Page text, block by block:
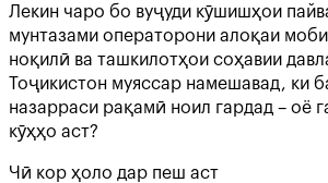
Лекин чаро бо вуҷуди кӯшишҳои
мунтазами операторони алоқаи
ноқилӣ ва ташкилотҳои соҳавии
Тоҷикистон муяссар намешавад, ки
назарраси рақамӣ ноил гардад – оё
кӯҳҳо аст?
Чӣ кор ҳоло дар пеш аст